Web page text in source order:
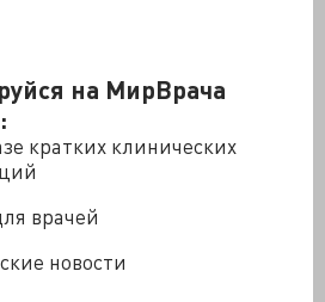
на МирВрача
кратких клинических
врачей
новости
так не бывает», – считает
союза региональных
системы здравоохранения
ФФОМС не будет рассчитывать
в медпомощи и формировать
тарифы, зато отстоит
и расходов,